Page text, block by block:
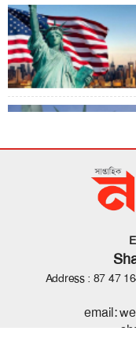
Address : 87 47
email: